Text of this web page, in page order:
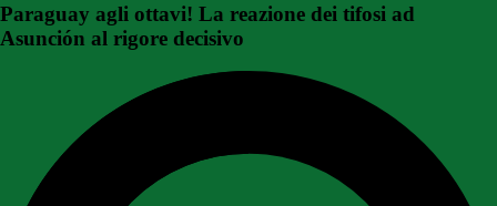
Paraguay agli ottavi! La reazione dei tifosi ad
Asunción al rigore decisivo